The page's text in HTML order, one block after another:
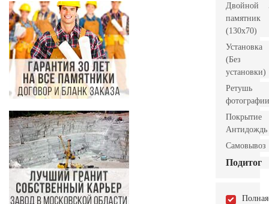
Двойной
памятник
(130х70)
Установка
(Без
установки)
Ретушь
фотографии
Покрытие
Антидождь
Самовывоз
Подитог
Полная